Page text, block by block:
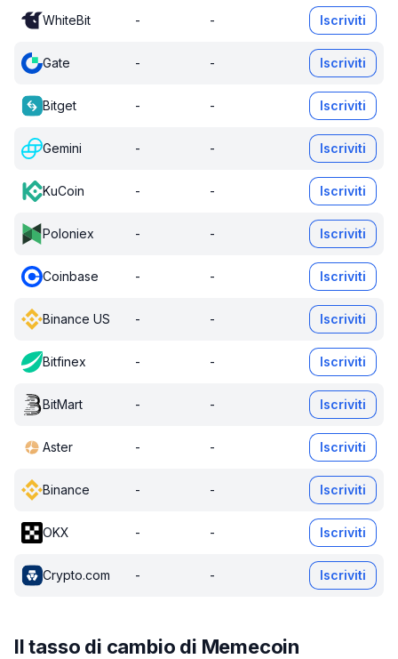
WhiteBit - - Iscriviti
Gate - - Iscriviti
Bitget - - Iscriviti
Gemini - - Iscriviti
KuCoin - - Iscriviti
Poloniex - - Iscriviti
Coinbase - - Iscriviti
Binance US - - Iscriviti
Bitfinex - - Iscriviti
BitMart - - Iscriviti
Aster - - Iscriviti
Binance - - Iscriviti
OKX - - Iscriviti
Crypto.com - - Iscriviti
Il tasso di cambio di Memecoin